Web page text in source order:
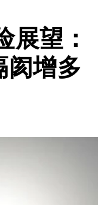
展望：
阂增多